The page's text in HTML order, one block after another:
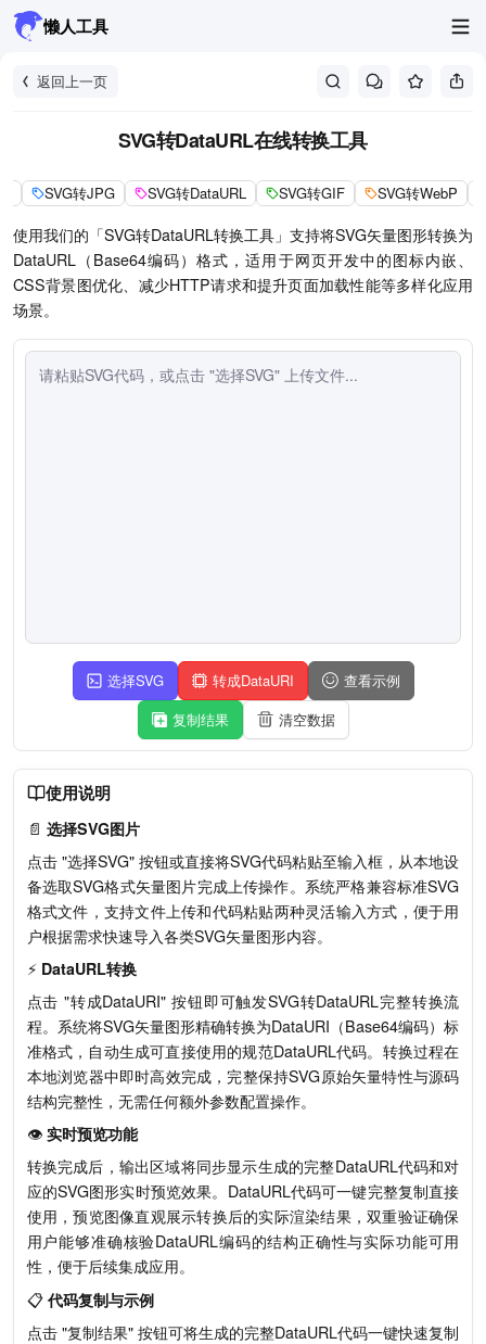
懒人工具
返回上一页
SVG转DataURL在线转换工具
SVG转JPG SVG转DataURL SVG转GIF SVG转WebP
使用我们的「SVG转DataURL转换工具」支持将SVG矢量图形转换为
DataURL（Base64编码）格式，适用于网页开发中的图标内嵌、
CSS背景图优化、减少HTTP请求和提升页面加载性能等多样化应用
场景。
选择SVG 转成DataURI
查看示例
复制结果
清空数据
使用说明
📄 选择SVG图片
点击 "选择SVG" 按钮或直接将SVG代码粘贴至输入框，从本地设
备选取SVG格式矢量图片完成上传操作。系统严格兼容标准SVG
格式文件，支持文件上传和代码粘贴两种灵活输入方式，便于用
户根据需求快速导入各类SVG矢量图形内容。
⚡ DataURL转换
点击 "转成DataURI" 按钮即可触发SVG转DataURL完整转换流
程。系统将SVG矢量图形精确转换为DataURI（Base64编码）标
准格式，自动生成可直接使用的规范DataURL代码。转换过程在
本地浏览器中即时高效完成，完整保持SVG原始矢量特性与源码
结构完整性，无需任何额外参数配置操作。
👁️ 实时预览功能
转换完成后，输出区域将同步显示生成的完整DataURL代码和对
应的SVG图形实时预览效果。DataURL代码可一键完整复制直接
使用，预览图像直观展示转换后的实际渲染结果，双重验证确保
用户能够准确核验DataURL编码的结构正确性与实际功能可用
性，便于后续集成应用。
📋 代码复制与示例
点击 "复制结果" 按钮可将生成的完整DataURL代码一键快速复制